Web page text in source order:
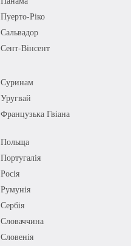
Пуерто-Ріко
Сальвадор
Сент-Вінсент
Суринам
Уругвай
Французька Гвіана
Польща
Португалія
Росія
Румунія
Сербія
Словаччина
Словенія